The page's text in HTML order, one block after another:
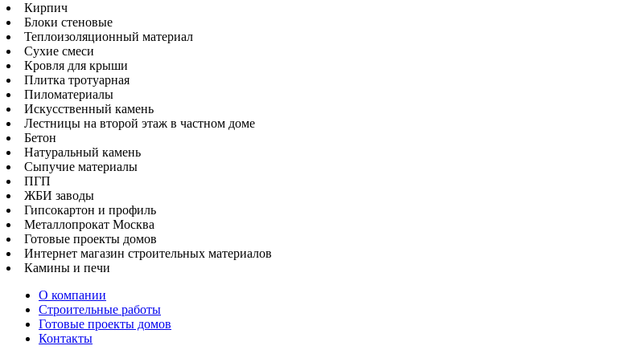
Кирпич
Блоки стеновые
Теплоизоляционный материал
Сухие смеси
Кровля для крыши
Плитка тротуарная
Пиломатериалы
Искусственный камень
Лестницы на второй этаж в частном доме
Бетон
Натуральный камень
Сыпучие материалы
ПГП
ЖБИ заводы
Гипсокартон и профиль
Металлопрокат Москва
Готовые проекты домов
Интернет магазин строительных материалов
Камины и печи
О компании
Строительные работы
Готовые проекты домов
Контакты